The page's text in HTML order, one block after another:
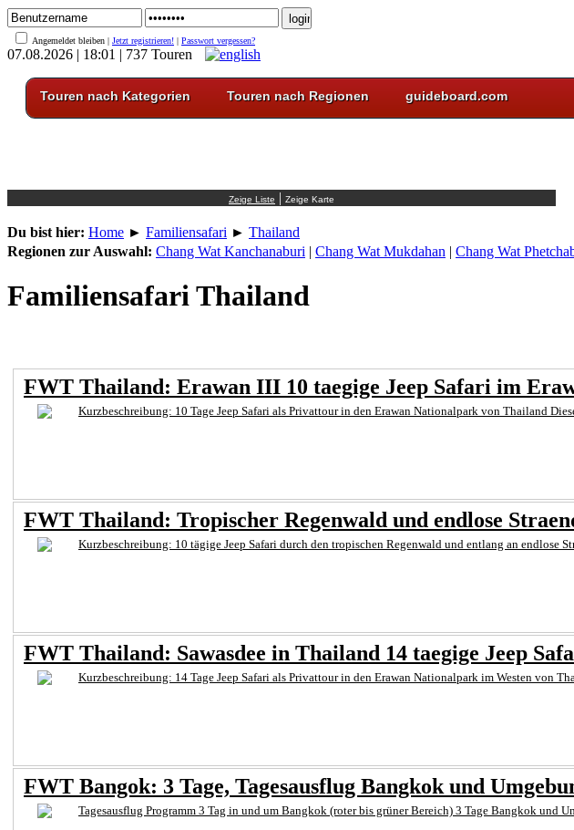
Angemeldet bleiben | Jetzt registrieren! | Passwort vergessen?
07.08.2026 | 18:01 | 737 Touren
Touren nach Kategorien Touren nach Regionen guideboard.com
|
Du bist hier: Home ► Familiensafari ► Thailand
Regionen zur Auswahl: Chang Wat Kanchanaburi | Chang Wat Mukdahan | Chang Wat
Familiensafari Thailand
FWT Thailand: Erawan III 10 taegige Jeep Safari im
Kurzbeschreibung: 10 Tage Jeep Safari als Privattour in den Erawan Nationalpark von Thailand
FWT Thailand: Tropischer Regenwald und endlose
Kurzbeschreibung: 10 tägige Jeep Safari durch den tropischen Regenwald und entlang an endlose
FWT Thailand: Sawasdee in Thailand 14 taegige Jeep
Kurzbeschreibung: 14 Tage Jeep Safari als Privattour in den Erawan Nationalpark im Westen von
FWT Bangok: 3 Tage, Tagesausflug Bangkok und
Tagesausflug Programm 3 Tag in und um Bangkok (roter bis grüner Bereich) 3 Tage Bangkok und